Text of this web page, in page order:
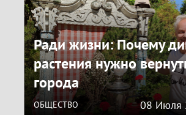
ОБЩЕСТВО 08 Июля
Ради жизни: Почему
растения нужно
города